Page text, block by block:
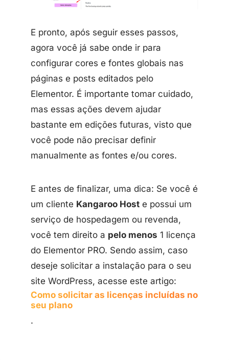
E pronto, após seguir esses passos,
agora você já sabe onde ir para
configurar cores e fontes globais nas
páginas e posts editados pelo
Elementor. É importante tomar cuidado,
mas essas ações devem ajudar
bastante em edições futuras, visto que
você pode não precisar definir
manualmente as fontes e/ou cores.
E antes de finalizar, uma dica: Se você é
um cliente Kangaroo Host e possui um
serviço de hospedagem ou revenda,
você tem direito a pelo menos 1 licença
do Elementor PRO. Sendo assim, caso
deseje solicitar a instalação para o seu
site WordPress, acesse este artigo:
Como solicitar as licenças incluídas no
seu plano
.